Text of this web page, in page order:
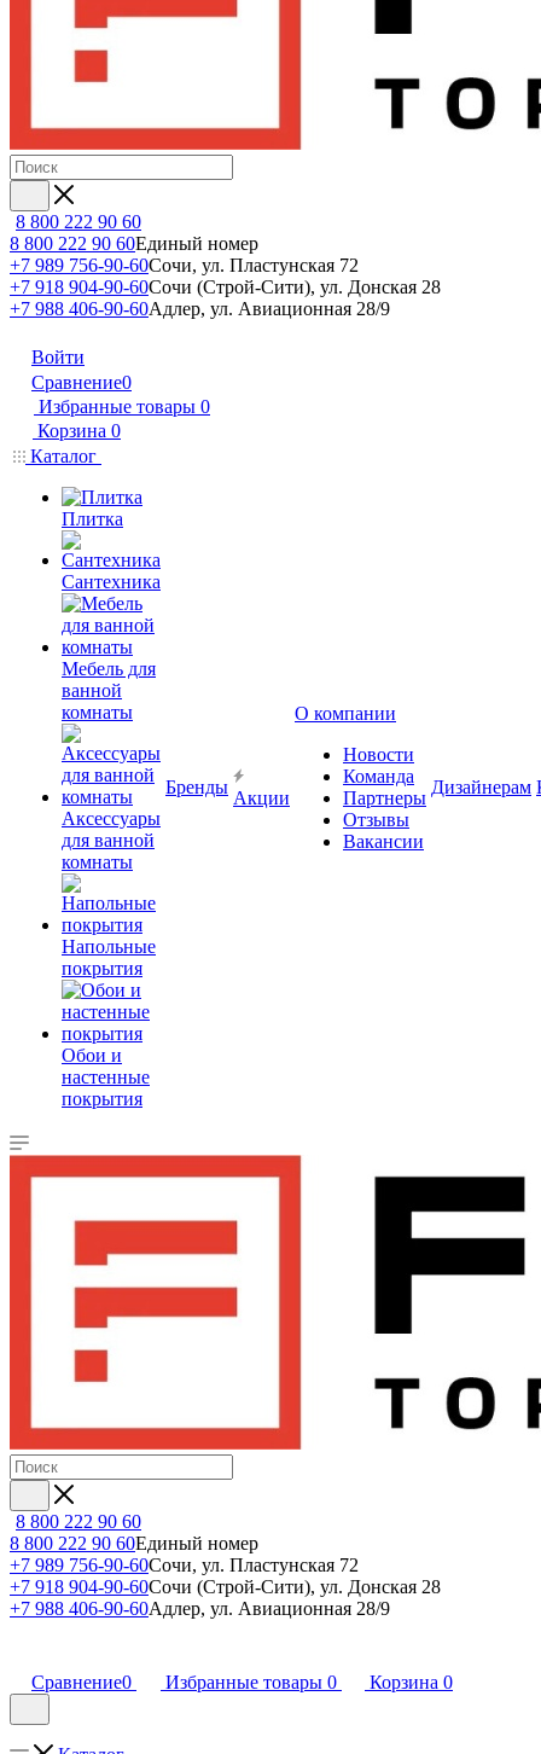
8 800 222 90 60
8 800 222 90 60Единый номер
+7 989 756-90-60Сочи, ул. Пластунская 72
+7 918 904-90-60Сочи (Строй-Сити), ул. Донская 28
+7 988 406-90-60Адлер, ул. Авиационная 28/9
Войти
Сравнение0
Избранные товары 0
Корзина 0
Каталог
Плитка
Сантехника
Мебель для
ванной
комнаты
Аксессуары
для ванной
комнаты
Напольные
покрытия
Обои и
настенные
покрытия
Бренды
Акции
О компании
Новости
Команда
Партнеры
Отзывы
Вакансии
Дизайнерам
8 800 222 90 60
8 800 222 90 60Единый номер
+7 989 756-90-60Сочи, ул. Пластунская 72
+7 918 904-90-60Сочи (Строй-Сити), ул. Донская 28
+7 988 406-90-60Адлер, ул. Авиационная 28/9
Сравнение0 Избранные товары 0 Корзина 0